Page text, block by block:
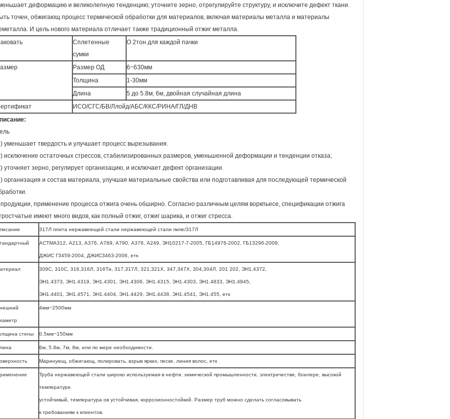
деформацию и великолепную тенденцию; уточните зерно, отрегулируйте структуру, и исключите дефект ткани.
точен, обжигающ процесс термической обработки для материалов, включая материалы металла и материалы
И цель нового материала отличает также традиционный отжиг металла.
Сплетенные
сумки
О 2тон для каждой пачки
Размер ОД
6~630мм
Толщина
1-30мм
Длина
5 до 5.8м, 6м, двойная случайная длина
ИСО/СГС/БВ/Ллойд/АБС/ККС/РИНА/ГЛ/ДНВ
уменьшает твердость и улучшает процесс вырезывания.
исключение остаточных стрессов, стабилизированных размеров, уменьшенной деформации и тенденции отказа;
уточняет зерно, регулирует организацию, и исключает дефект организации.
организация и состав материала, улучшая материальные свойства или подготавливая для последующей термической
продукции, применение процесса отжига очень обширно. Согласно различным целям воркпьесе, спецификации отжига
имеют много видов, как полный отжиг, отжиг шарика, и отжиг стресса.
317Л плита нержавеющей стали нержавеющей стали пипе/317Л
АСТМА312, А213, А376, А789, А790, А376, А249, ЭН10217-7-2005, ГБ14976-2002, ГБ13296-2009,
ДЖИС Г3459-2004, ДЖИС3463-2006, етк
309С, 310С, 316,316Л, 316Ти, 317,317Л, 321,321Х, 347,347Х, 304,304Л, 201 202, ЭН1.4372,
ЭН1.4373, ЭН1.4319, ЭН1.4301, ЭН1.4306, ЭН1.4315, ЭН1.4303, ЭН1.4833, ЭН1.4845,
ЭН1.4401, ЭН1.4571, ЭН1.4404, ЭН1.4429, ЭН1.4438, ЭН1.4541, ЭН1.455, етк
4мм~2500мм
стены 0.5мм~150мм
6м, 5.8м, 7м, 8м, или по мере необходимости.
Маринующ, обжигающ, полировать, взрыв ярких, песке, линия волос, етк
Труба нержавеющей стали широко используемая в нефти, химической промышленности, электричестве, боилере, высокой
температуре
устойчивый, температура ов устойчивая, коррозионностойкий. Размер труб можно сделать согласовывать
к требованиям к клиентов.